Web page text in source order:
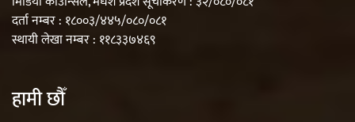
दर्ता नम्बर : १८००३/४४५/०८०/०८१
स्थायी लेखा नम्बर : ११८३३७४६९
हामी छौँ